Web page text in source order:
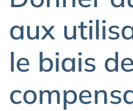
aux
le biais